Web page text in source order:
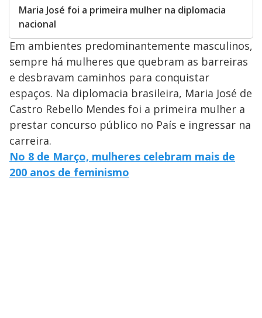
Maria José foi a primeira mulher na diplomacia
nacional
Em ambientes predominantemente masculinos,
sempre há mulheres que quebram as barreiras
e desbravam caminhos para conquistar
espaços. Na diplomacia brasileira, Maria José de
Castro Rebello Mendes foi a primeira mulher a
prestar concurso público no País e ingressar na
carreira.
No 8 de Março, mulheres celebram mais de
200 anos de feminismo